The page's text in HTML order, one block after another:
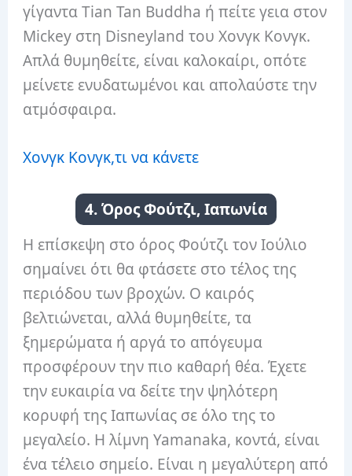
γίγαντα Tian Tan Buddha ή πείτε γεια στον
Mickey στη Disneyland του Χονγκ Κονγκ.
Απλά θυμηθείτε, είναι καλοκαίρι, οπότε
μείνετε ενυδατωμένοι και απολαύστε την
ατμόσφαιρα.
Χονγκ Κονγκ,τι να κάνετε
4. Όρος Φούτζι, Ιαπωνία
Η επίσκεψη στο όρος Φούτζι τον Ιούλιο
σημαίνει ότι θα φτάσετε στο τέλος της
περιόδου των βροχών. Ο καιρός
βελτιώνεται, αλλά θυμηθείτε, τα
ξημερώματα ή αργά το απόγευμα
προσφέρουν την πιο καθαρή θέα. Έχετε
την ευκαιρία να δείτε την ψηλότερη
κορυφή της Ιαπωνίας σε όλο της το
μεγαλείο. Η λίμνη Yamanaka, κοντά, είναι
ένα τέλειο σημείο. Είναι η μεγαλύτερη από